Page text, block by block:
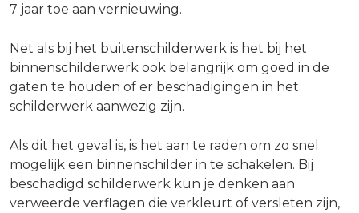
7 jaar toe aan vernieuwing.
Net als bij het buitenschilderwerk is het bij het
binnenschilderwerk ook belangrijk om goed in de
gaten te houden of er beschadigingen in het
schilderwerk aanwezig zijn.
Als dit het geval is, is het aan te raden om zo snel
mogelijk een binnenschilder in te schakelen. Bij
beschadigd schilderwerk kun je denken aan
verweerde verflagen die verkleurt of versleten zijn,